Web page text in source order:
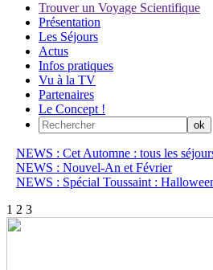
Trouver un Voyage Scientifique
Présentation
Les Séjours
Actus
Infos pratiques
Vu à la TV
Partenaires
Le Concept !
NEWS : Cet Automne : tous les
NEWS : Nouvel-An et Février
NEWS : Spécial Toussaint :
1 2 3